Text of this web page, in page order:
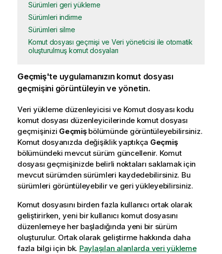
Sürümleri geri yükleme
Sürümleri indirme
Sürümleri silme
Komut dosyası geçmişi ve Veri yöneticisi ile otomatik
oluşturulmuş komut dosyaları
Geçmiş'te uygulamanızın komut dosyası
geçmişini görüntüleyin ve yönetin.
Veri yükleme düzenleyicisi ve Komut dosyası kodu
komut dosyası düzenleyicilerinde komut dosyası
geçmişinizi Geçmişbölümünde görüntüleyebilirsiniz.
Komut dosyanızda değişiklik yaptıkça Geçmiş
bölümündeki mevcut sürüm güncellenir. Komut
dosyası geçmişinizde belirli noktaları saklamak için
mevcut sürümden sürümleri kaydedebilirsiniz. Bu
sürümleri görüntüleyebilir ve geri yükleyebilirsiniz.
Komut dosyasını birden fazla kullanıcı ortak olarak
geliştirirken, yeni bir kullanıcı komut dosyasını
düzenlemeye her başladığında yeni bir sürüm
oluşturulur. Ortak olarak geliştirme hakkında daha
fazla bilgi için bk. Paylaşılan alanlarda veri yükleme